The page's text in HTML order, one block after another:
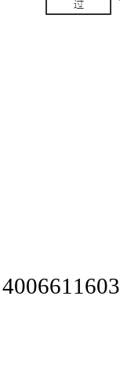
4006611603